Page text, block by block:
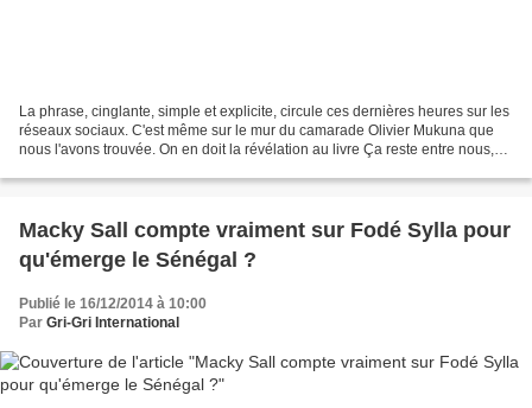
La phrase, cinglante, simple et explicite, circule ces dernières heures sur les
réseaux sociaux. C'est même sur le mur du camarade Olivier Mukuna que
nous l'avons trouvée. On en doit la révélation au livre Ça reste entre nous,
Macky Sall compte vraiment sur Fodé Sylla pour
qu'émerge le Sénégal ?
Publié le 16/12/2014 à 10:00
Par Gri-Gri International